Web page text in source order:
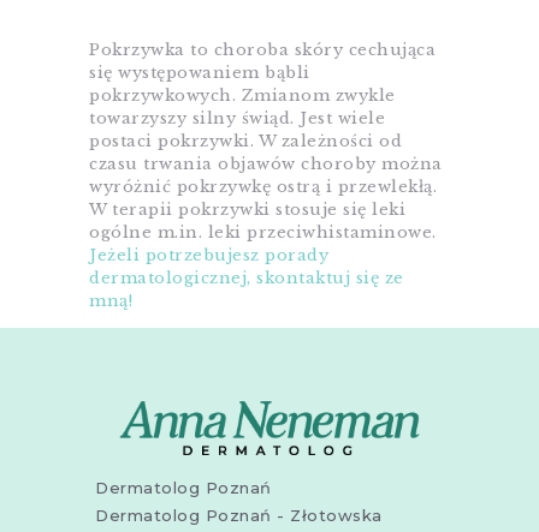
Pokrzywka to choroba skóry cechująca
się występowaniem bąbli
pokrzywkowych. Zmianom zwykle
towarzyszy silny świąd. Jest wiele
postaci pokrzywki. W zależności od
czasu trwania objawów choroby można
wyróżnić pokrzywkę ostrą i przewlekłą.
W terapii pokrzywki stosuje się leki
ogólne m.in. leki przeciwhistaminowe.
Jeżeli potrzebujesz porady
dermatologicznej, skontaktuj się ze
mną!
Dermatolog Poznań
Dermatolog Poznań - Złotowska